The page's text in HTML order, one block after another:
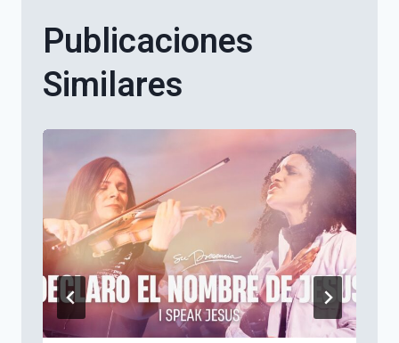
Publicaciones
Similares